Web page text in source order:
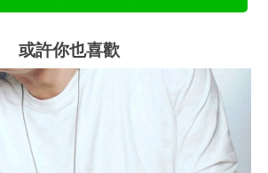
或許你也喜歡